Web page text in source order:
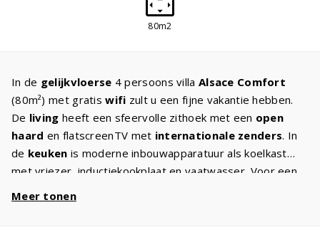
80m2
In de gelijkvloerse 4 persoons villa Alsace Comfort
(80m²) met gratiswifi zult u een fijne vakantie hebben.
De living heeft een sfeervolle zithoek met een open
haard en flatscreenTV met internationale zenders. In
de keuken is moderne inbouwapparatuur als koelkast
met vriezer, inductiekookplaat en vaatwasser. Voor een
Meer tonen